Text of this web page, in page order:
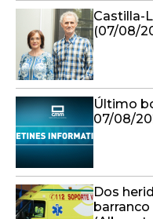
Castilla-
(07/08/
Último
07/08/
Dos